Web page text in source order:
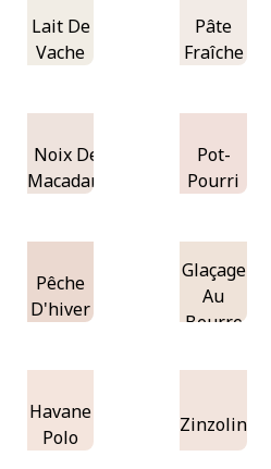
Lait De
Vache
Pâte
Fraîche
Noix De
Macadam
Pot-
Pourri
Pêche
D'hiver
Glaçage
Au
Beurre
Havane
Polo
Zinzolin